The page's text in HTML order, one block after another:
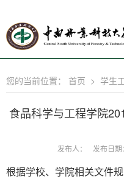
您的当前位置： 首页 > 学生
食品科学与工程学院
发布人： 发布日
根据学校、学院相关文件